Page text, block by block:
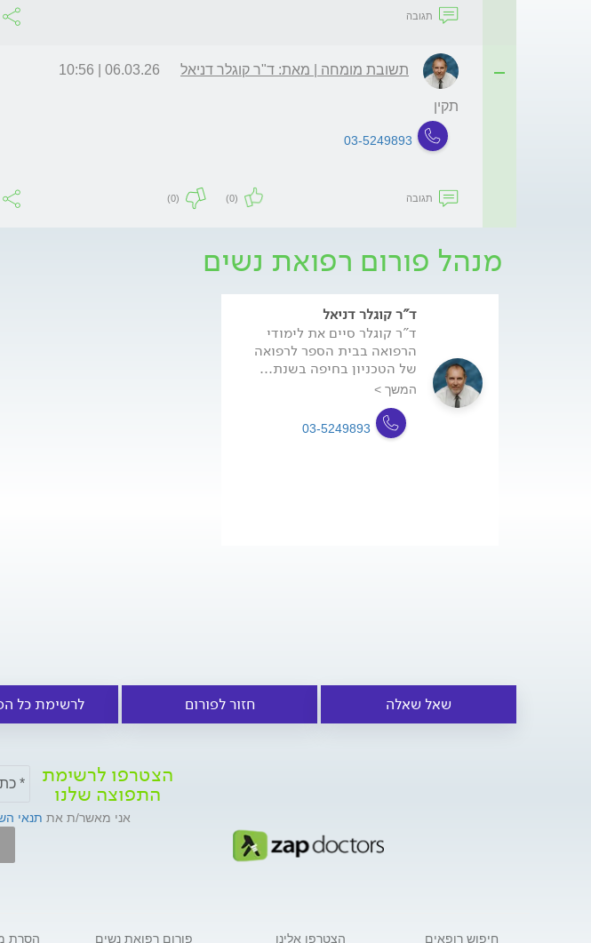
תגובה
תשובת מומחה | מאת: ד"ר קוגלר דניאל 06.03.26 | 10:56
תקין
03-5249893
תגובה (0)
(0)
מנהל פורום רפואת נשים
ד"ר קוגלר דניאל
ד"ר קוגלר סיים את לימודי
הרפואה בבית הספר לרפואה
של הטכניון בחיפה בשנת...
המשך >
03-5249893
שאל שאלה חזור לפורום לרשימת כל
הצטרפו לרשימת
התפוצה שלנו
אני מאשר/ת את תנאי
חיפוש רופאים הצטרפו אלינו פורום רפואת נשים הסרת